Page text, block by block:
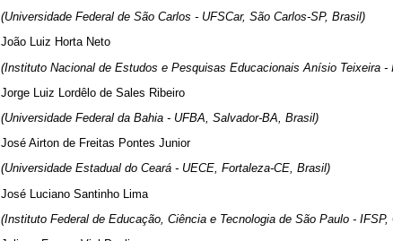
(Universidade Federal de São Carlos - UFSCar, São Carlos-SP, Brasil)
João Luiz Horta Neto
(Instituto Nacional de Estudos e Pesquisas Educacionais Anísio Teixeira -
Jorge Luiz Lordêlo de Sales Ribeiro
(Universidade Federal da Bahia - UFBA, Salvador-BA, Brasil)
José Airton de Freitas Pontes Junior
(Universidade Estadual do Ceará - UECE, Fortaleza-CE, Brasil)
José Luciano Santinho Lima
(Instituto Federal de Educação, Ciência e Tecnologia de São Paulo -